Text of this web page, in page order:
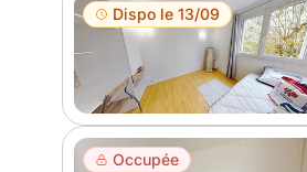
Dispo le 13/09
Occupée